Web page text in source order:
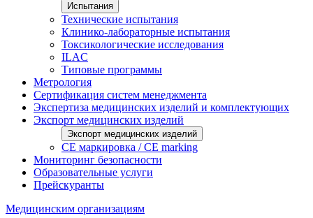
Испытания
Технические испытания
Клинико-лабораторные испытания
Токсикологические исследования
ILAС
Типовые программы
Метрология
Сертификация систем менеджмента
Экспертиза медицинских изделий и комплектующих
Экспорт медицинских изделий
Экспорт медицинских изделий
CE маркировка / CE marking
Мониторинг безопасности
Образовательные услуги
Прейскуранты
Медицинским организациям